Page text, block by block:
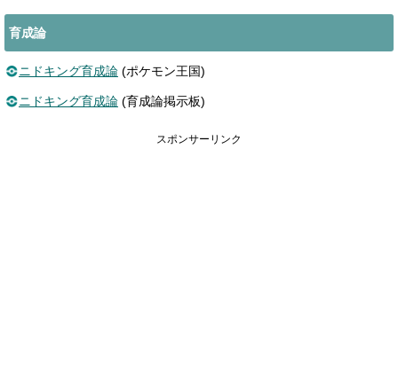
育成論
ニドキング育成論 (ポケモン王国)
ニドキング育成論 (育成論掲示板)
スポンサーリンク